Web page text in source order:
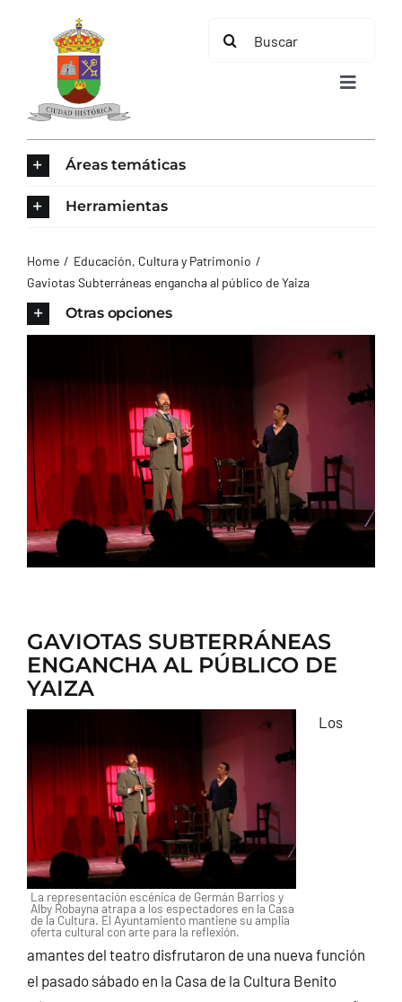
contenido
Buscar:
Toggle
AYUNTAMIENTO
CONTACTO
Áreas temáticas
Herramientas
Home
Educación, Cultura y Patrimonio
Gaviotas Subterráneas engancha al público de Yaiza
Otras opciones
GAVIOTAS SUBTERRÁNEAS
ENGANCHA AL PÚBLICO DE
YAIZA
La representación escénica de Germán Barrios y
Alby Robayna atrapa a los espectadores en la Casa
de la Cultura. El Ayuntamiento mantiene su amplia
oferta cultural con arte para la reflexión.
Los
amantes del teatro disfrutaron de una nueva función
el pasado sábado en la Casa de la Cultura Benito